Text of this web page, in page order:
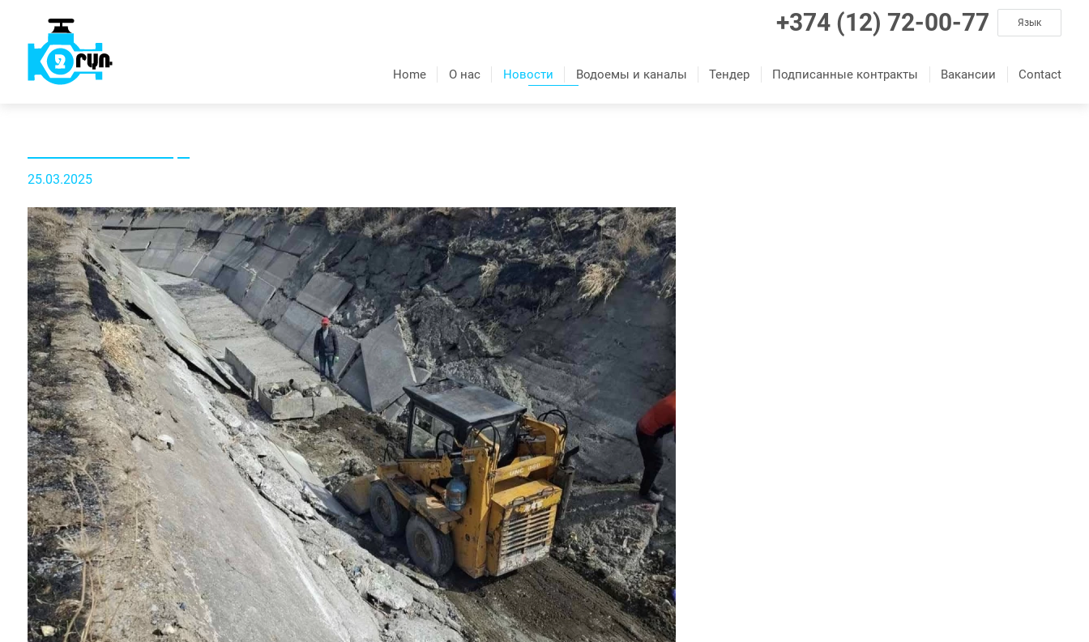
+374 (12) 72-00-77 Язык
Home О нас Новости Водоемы и каналы Тендер Подписанные контракты Вакансии Contact
25.03.2025